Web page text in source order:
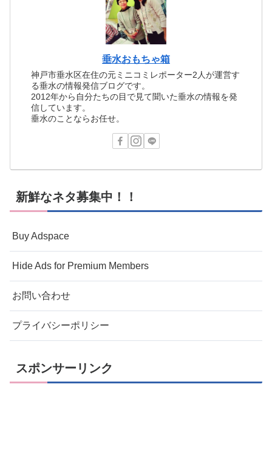
垂水おもちゃ箱
神戸市垂水区在住の元ミニコミレポーター2人が運営す
る垂水の情報発信ブログです。
2012年から自分たちの目で見て聞いた垂水の情報を発
信しています。
垂水のことならお任せ。
新鮮なネタ募集中！！
Buy Adspace
Hide Ads for Premium Members
お問い合わせ
プライバシーポリシー
スポンサーリンク